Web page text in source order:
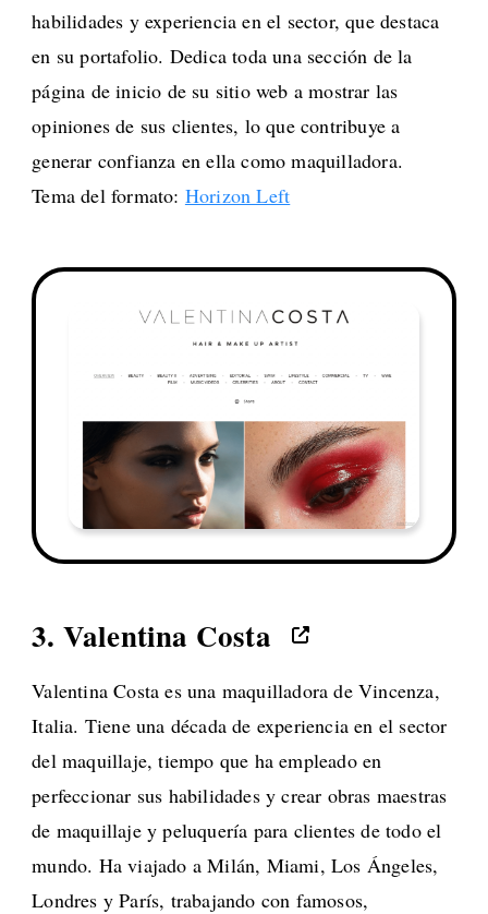
habilidades y experiencia en el sector, que destaca
en su portafolio. Dedica toda una sección de la
página de inicio de su sitio web a mostrar las
opiniones de sus clientes, lo que contribuye a
generar confianza en ella como maquilladora.
Tema del formato: Horizon Left
3. Valentina Costa
Valentina Costa es una maquilladora de Vincenza,
Italia. Tiene una década de experiencia en el sector
del maquillaje, tiempo que ha empleado en
perfeccionar sus habilidades y crear obras maestras
de maquillaje y peluquería para clientes de todo el
mundo. Ha viajado a Milán, Miami, Los Ángeles,
Londres y París, trabajando con famosos,